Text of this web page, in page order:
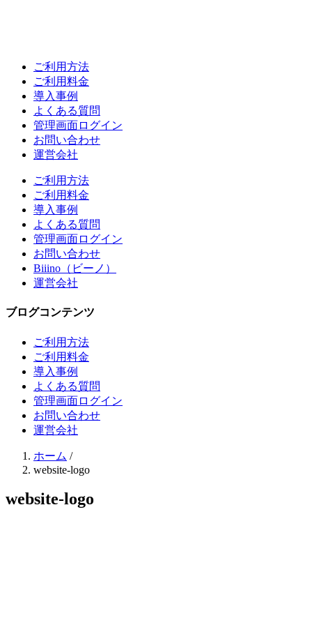
ご利用方法
ご利用料金
導入事例
よくある質問
管理画面ログイン
お問い合わせ
運営会社
ご利用方法
ご利用料金
導入事例
よくある質問
管理画面ログイン
お問い合わせ
Biiino（ビーノ）
運営会社
ブログコンテンツ
ご利用方法
ご利用料金
導入事例
よくある質問
管理画面ログイン
お問い合わせ
運営会社
ホーム /
website-logo
website-logo